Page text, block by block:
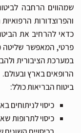
שמהווים הרחבה
והפרוצדורות
כדאי להרחיב את
פרטי, המאפשר שליטה
במערכת הציבורית
הרופאים בארץ ובעולם.
ביטוח הבריאות כולל:
כיסוי לניתוחים
כיסוי לתרופות